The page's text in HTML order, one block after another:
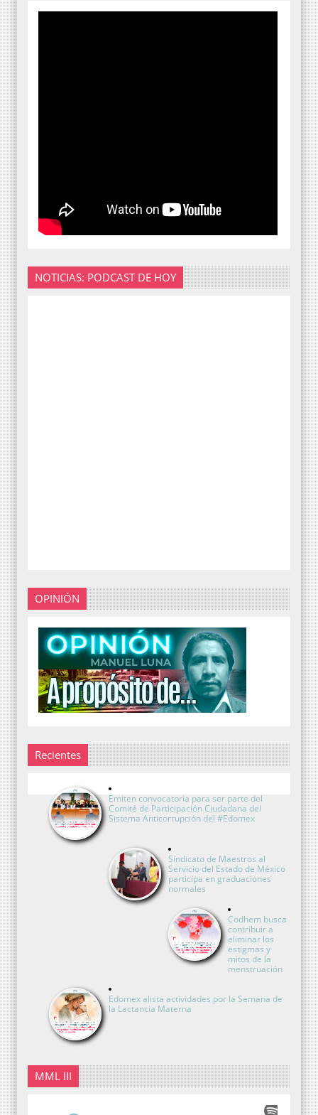
NOTICIAS: PODCAST DE HOY
OPINIÓN
Recientes
Emiten convocatoria para ser parte del
Comité de Participación Ciudadana del
Sistema Anticorrupción del #Edomex
Sindicato de Maestros al
Servicio del Estado de México
participa en graduaciones
normales
Codhem busca
contribuir a
eliminar los
estigmas y
mitos de la
menstruación
Edomex alista actividades por la Semana de
la Lactancia Materna
MML III